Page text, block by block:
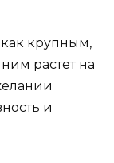
крупным,
растет на
и